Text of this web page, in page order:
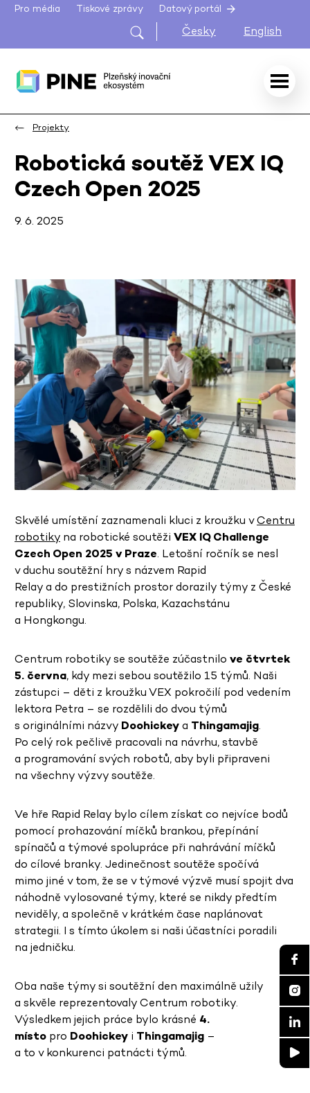
Pro média Tiskové zprávy Datový portál
Česky English
Projekty
Robotická soutěž VEX IQ
Czech Open 2025
9. 6. 2025
Skvělé umístění zaznamenali kluci z kroužku vCentru
robotiky na robotické soutěži VEX IQ Challenge
Czech Open 2025 v Praze. Letošní ročník se nesl
v duchu soutěžní hry s názvem Rapid
Relay a do prestižních prostor dorazily týmy z České
republiky, Slovinska, Polska, Kazachstánu
a Hongkongu.
Centrum robotiky se soutěže zúčastnilo ve čtvrtek
5. června, kdy mezi sebou soutěžilo 15 týmů. Naši
zástupci – děti z kroužku VEX pokročilí pod vedením
lektora Petra – se rozdělili do dvou týmů
s originálními názvy Doohickeya Thingamajig.
Po celý rok pečlivě pracovali na návrhu, stavbě
a programování svých robotů, aby byli připraveni
na všechny výzvy soutěže.
Ve hře Rapid Relay bylo cílem získat co nejvíce bodů
pomocí prohazování míčků brankou, přepínání
spínačů a týmové spolupráce při nahrávání míčků
do cílové branky. Jedinečnost soutěže spočívá
mimo jiné v tom, že se v týmové výzvě musí spojit dva
náhodně vylosované týmy, které se nikdy předtím
neviděly, a společně v krátkém čase naplánovat
strategii. I s tímto úkolem si naši účastníci poradili
na jedničku.
Oba naše týmy si soutěžní den maximálně užily
a skvěle reprezentovaly Centrum robotiky.
Výsledkem jejich práce bylo krásné 4.
místo pro Doohickey i Thingamajig –
a to v konkurenci patnácti týmů.